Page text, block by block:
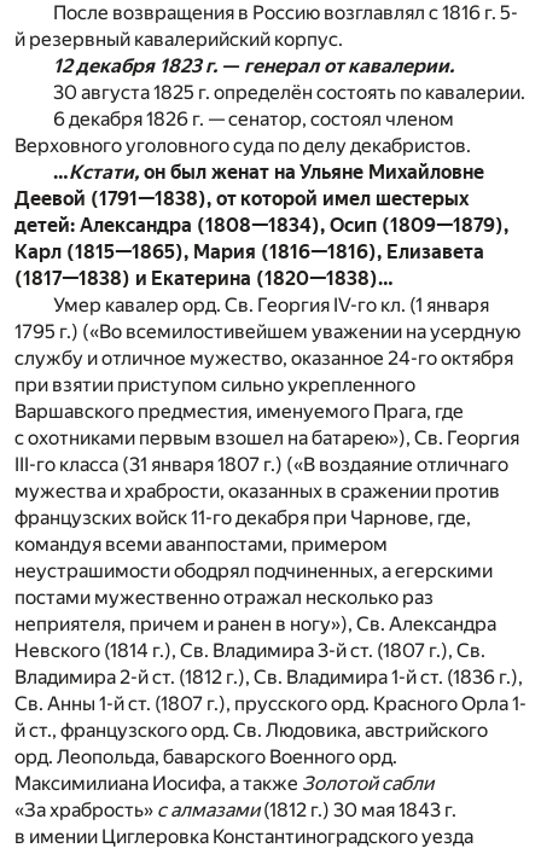
После возвращения в Россию возглавлял с 1816 г. 5-
й резервный кавалерийский корпус.
12 декабря 1823 г. — генерал от кавалерии.
30 августа 1825 г. определён состоять по кавалерии.
6 декабря 1826 г. — сенатор, состоял членом
Верховного уголовного суда по делу декабристов.
…Кстати, он был женат на Ульяне Михайловне
Деевой (1791—1838), от которой имел шестерых
детей: Александра (1808—1834), Осип (1809—1879),
Карл (1815—1865), Мария (1816—1816), Елизавета
(1817—1838) и Екатерина (1820—1838)…
Умер кавалер орд. Св. Георгия IV-го кл. (1 января
1795 г.) («Во всемилостивейшем уважении на усердную
службу и отличное мужество, оказанное 24-го октября
при взятии приступом сильно укрепленного
Варшавского предместия, именуемого Прага, где
с охотниками первым взошел на батарею»), Св. Георгия
III-го класса (31 января 1807 г.) («В воздаяние отличнаго
мужества и храбрости, оказанных в сражении против
французских войск 11-го декабря при Чарнове, где,
командуя всеми аванпостами, примером
неустрашимости ободрял подчиненных, а егерскими
постами мужественно отражал несколько раз
неприятеля, причем и ранен в ногу»), Св. Александра
Невского (1814 г.), Св. Владимира 3-й ст. (1807 г.), Св.
Владимира 2-й ст. (1812 г.), Св. Владимира 1-й ст. (1836 г.),
Св. Анны 1-й ст. (1807 г.), прусского орд. Красного Орла 1-
й ст., французского орд. Св. Людовика, австрийского
орд. Леопольда, баварского Военного орд.
Максимилиана Иосифа, а также Золотой сабли
«За храбрость» с алмазами(1812 г.) 30 мая 1843 г.
в имении Циглеровка Константиноградского уезда